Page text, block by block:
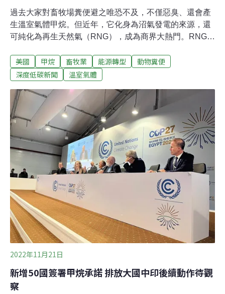
過去大家對畜牧場糞便避之唯恐不及，不僅惡臭、還會產
生溫室氣體甲烷。但近年，它化身為沼氣發電的來源，還
可純化為再生天然氣（RNG），成為商界大熱門。RNG除
環境補貼，糞便成為外媒筆下的「褐金」（Brown
gold）。不過，關心氣候的專家與倡議人士擔心，糞便變
初衷。號稱更永續 RNG成熱門能源 石油公司加碼投資
《衛報》報導，美國將糞便轉為能源的投資在過去幾年快
速增加。加州、威斯康辛州和紐約州等畜牧發達的州特別
明顯。去（2022）年美國通過《降低通膨法案》
（Inflation Reduction Act），祭出多項獎勵再生能源與減
碳措施後，這項生意更加熱門。
美國 甲烷 畜牧業 能源轉型
動物糞便
深度低碳新聞
溫室氣體
2022年11月21日
新增50國簽署甲烷承諾 排放大國中印後續動作待觀
察